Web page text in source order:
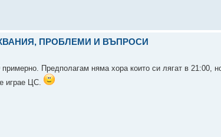
ПРОБЛЕМИ И ВЪПРОСИ
Предполагам няма хора които си лягат в 21:00,
играе ЦС.